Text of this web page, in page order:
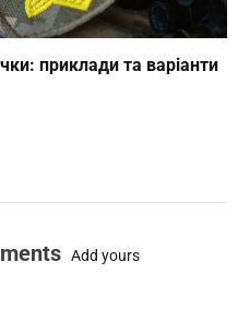
приклади та варіанти
Add yours